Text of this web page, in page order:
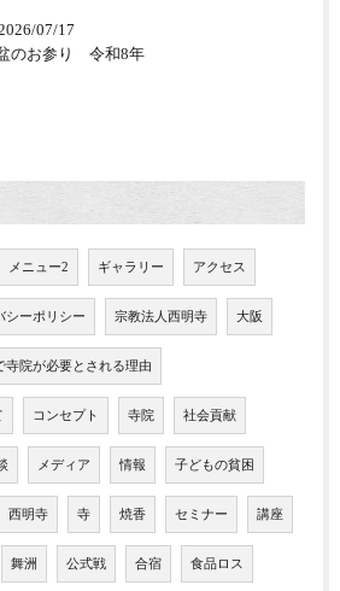
07/17
のお参り 令和8年
メニュー2 ギャラリー アクセス
シーポリシー 宗教法人西明寺 大阪
寺院が必要とされる理由
コンセプト 寺院 社会貢献
メディア 情報 子どもの貧困
西明寺 寺 焼香 セミナー 講座
舞洲 公式戦 合宿 食品ロス